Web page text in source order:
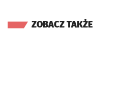
ZOBACZ TAKŻE